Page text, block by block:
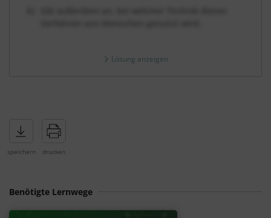
Lösung anzeigen
Benötigte Lernwege